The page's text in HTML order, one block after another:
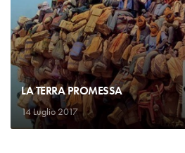
LA TERRA PROMESSA
14 Luglio 2017